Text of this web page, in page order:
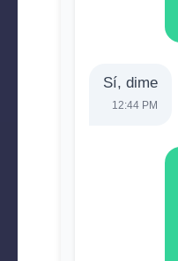
Sí, dime
12:44 PM